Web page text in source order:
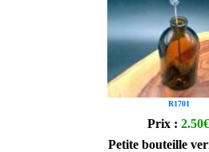
R1701
Prix : 2.50€
Petite bouteille